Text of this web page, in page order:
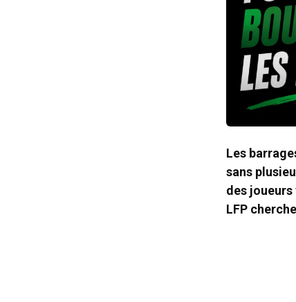
Les
sans
des
LFP